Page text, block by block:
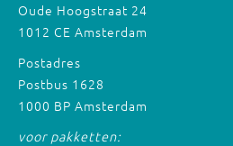
Oude Hoogstraat 24
1012 CE Amsterdam
Postadres
Postbus 1628
1000 BP Amsterdam
voor pakketten: